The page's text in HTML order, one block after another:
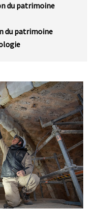
du patrimoine
du patrimoine